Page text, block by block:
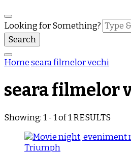
Looking for Something?
Homeseara filmelor vechi
seara filmelor
Showing: 1 - 1 of 1 RESULTS